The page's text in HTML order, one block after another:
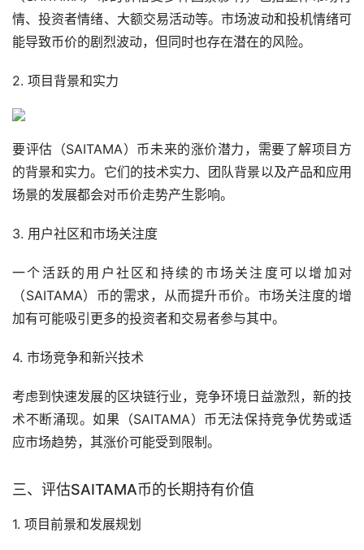
情、投资者情绪、大额交易活动等。市场波动和投机情绪可
能导致币价的剧烈波动，但同时也存在潜在的风险。
2. 项目背景和实力
要评估（SAITAMA）币未来的涨价潜力，需要了解项目方
的背景和实力。它们的技术实力、团队背景以及产品和应用
场景的发展都会对币价走势产生影响。
3. 用户社区和市场关注度
一个活跃的用户社区和持续的市场关注度可以增加对
（SAITAMA）币的需求，从而提升币价。市场关注度的增
加有可能吸引更多的投资者和交易者参与其中。
4. 市场竞争和新兴技术
考虑到快速发展的区块链行业，竞争环境日益激烈，新的技
术不断涌现。如果（SAITAMA）币无法保持竞争优势或适
应市场趋势，其涨价可能受到限制。
三、评估SAITAMA币的长期持有价值
1. 项目前景和发展规划